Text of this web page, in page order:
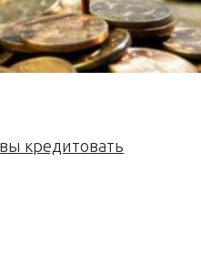
кредитовать